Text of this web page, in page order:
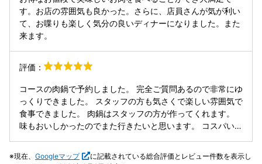
くて、 お酒のアテにぴったり。 ◆牛タン 焼いた瞬間の香ば
しい香りがたまらん♡ シンプルに塩で食べるのが一番うまい
って再確認。 ◆ポルチーニ醤油角切りカルビ ゴロっとした
サイズ感で食べ応えあり◎ 脂の甘みがじゅわっと広がるけ
みがしっかり感じられる王道ポジション。 焼くと香ばしさが
ちょうどいいバランスで食べやすい◎ ◆鶏モモ シンプルや
けど安定感ある美味しさで、 つい頼んでまうやつ。 鶏の旨
みがダイレクトにくる感じがいい♡ ◆カルビ ニンニク塩だ
れ 焼いた瞬間からにんにくの香りが ぶわっと広がって食欲
爆発(笑) 脂の甘み×塩だれの旨み×にんにくのパンチは最高♡
これはもう白ごはんもお酒も止まらん。 ◆ヤンニョムチキ
す。お店の雰囲気も良かった。さらに、店員さんが気が利い
て、お喋りも楽しく気分の良いディナーになりました。また
来ます。
評価：
コースの肉鍋で予約しました。 完全ご質問あるので非常にゆ
っくりできました。 スタッフの方も気さくで楽しい雰囲気で
食事できました。 肉鍋はスタッフの方が作ってくれます。
味もおいしかったのでまた行きたいと思います。 コスパいい
現在、 Googleマップ
に記載されている総合評価とレビュー件数を表示し